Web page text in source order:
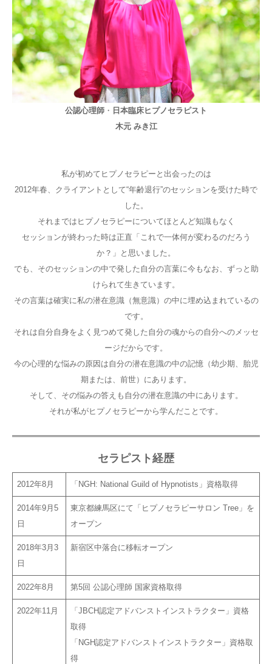
公認心理師 ・ 日本臨床ヒプノセラピスト
木元 みき江
私が初めてヒプノセラピーと出会ったのは
2012年春、クライアントとして“年齢退行”のセッションを受けた時で
した。
それまではヒプノセラピーについてほとんど知識もなく
セッションが終わった時は正直「これで一体何が変わるのだろう
か？」と思いました。
でも、そのセッションの中で発した自分の言葉に今もなお、ずっと助
けられて生きています。
その言葉は確実に私の潜在意識（無意識）の中に埋め込まれているの
です。
それは自分自身をよく見つめて発した自分の魂からの自分へのメッセ
ージだからです。
今の心理的な悩みの原因は自分の潜在意識の中の記憶（幼少期、胎児
期または、前世）にあります。
そして、その悩みの答えも自分の潜在意識の中にあります。
それが私がヒプノセラピーから学んだことです。
セラピスト経歴
2012年8月 「NGH: National Guild of Hypnotists」資格取得
2014年9月5
日
東京都練馬区にて「ヒプノセラピーサロン Tree」を
オープン
2018年3月3
日
新宿区中落合に移転オープン
2022年8月 第5回 公認心理師 国家資格取得
2022年11月
「JBCH認定アドバンストインストラクター」資格
取得
「NGH認定アドバンストインストラクター」資格取
得
よくある質問
アクセス